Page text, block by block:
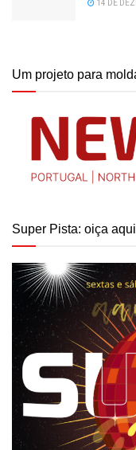
14 DE
Um projeto para
Super Pista: oiça